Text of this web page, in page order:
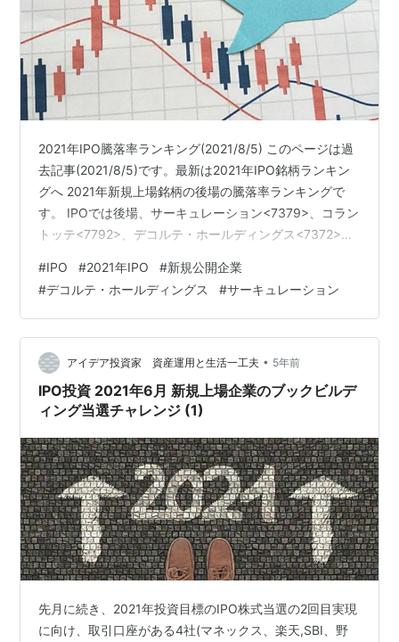
2021年IPO騰落率ランキング(2021/8/5) このページは過
去記事(2021/8/5)です。最新は2021年IPO銘柄ランキン
グへ 2021年新規上場銘柄の後場の騰落率ランキングで
す。 IPOでは後場、サーキュレーション<7379>、コラン
トッテ<7792>、デコルテ・ホールディングス<7372>が
ウェディングなどのスタジオ事業を行っています。 目次
2021年IPO騰落率ランキング(2021/8/5) 2021年IPO後場
騰落率ランキング 2021年IPO週間騰落率ランキング
2021年IPO後場騰落率ランキング 2021年新規上場…
#IPO #2021年IPO #新規公開企業
#デコルテ・ホールディングス #サーキュレーション
アイデア投資家 資産運用と生活一工夫 • 5年前
IPO投資 2021年6月 新規上場企業のブックビルデ
ィング当選チャレンジ (1)
先月に続き、2021年投資目標のIPO株式当選の2回目実現
に向け、取引口座がある4社(マネックス、楽天,SBI、野